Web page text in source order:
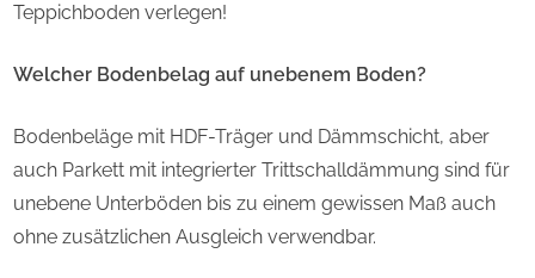
Teppichboden verlegen!
Welcher Bodenbelag auf unebenem Boden?
Bodenbeläge mit HDF-Träger und Dämmschicht, aber
auch Parkett mit integrierter Trittschalldämmung sind für
unebene Unterböden bis zu einem gewissen Maß auch
ohne zusätzlichen Ausgleich verwendbar.